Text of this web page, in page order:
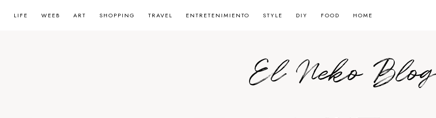
LIFE WEEB ART SHOPPING TRAVEL ENTRETENIMIENTO STYLE DIY FOOD HOME
El Neko Blog